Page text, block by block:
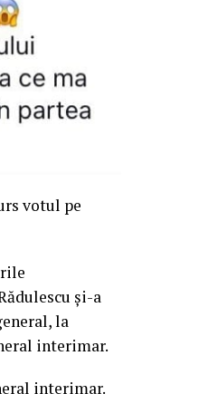
votul pe
și-a
la
interimar.
interimar.